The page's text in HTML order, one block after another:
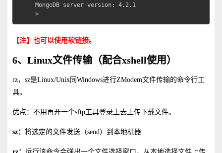
MongoDB server version: 4.2.1
>
【注】也可以使用软链接。
6、Linux文件传输（配合xshell使用）
rz，sz是Linux/Unix同Windows进行ZModem文件传输的命令行工
具。
优点：不用再开一个sftp工具登录上去上传下载文件。
sz： 将选定的文件发送（send）到本地机器
rz： 运行该命令会弹出一个文件选择窗口，从本地选择文件上传